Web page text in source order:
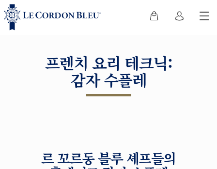
프렌치 요리 테크닉:
감자 수플레
르 꼬르동 블루 셰프들의